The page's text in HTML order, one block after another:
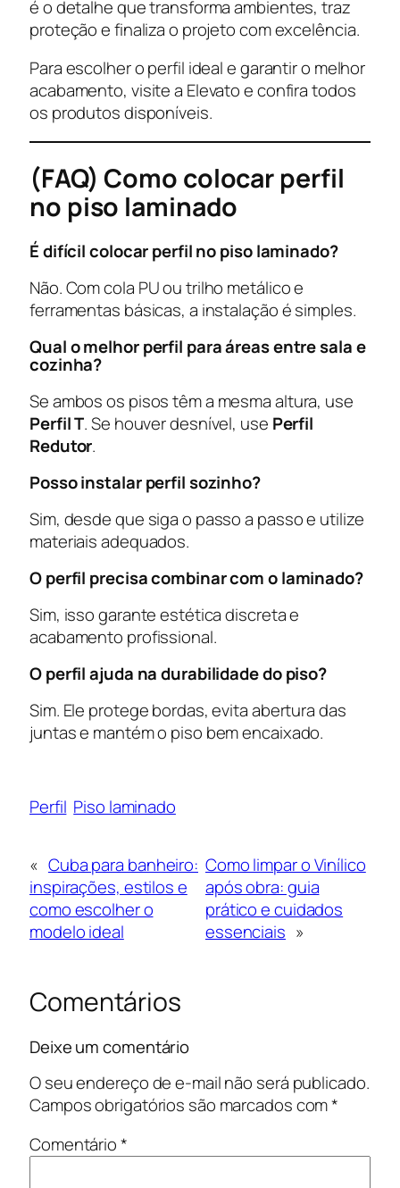
é o detalhe que transforma ambientes, traz
proteção e finaliza o projeto com excelência.
Para escolher o perfil ideal e garantir o melhor
acabamento, visite a Elevato e confira todos
os produtos disponíveis.
(FAQ) Como colocar perfil
no piso laminado
É difícil colocar perfil no piso laminado?
Não. Com cola PU ou trilho metálico e
ferramentas básicas, a instalação é simples.
Qual o melhor perfil para áreas entre sala e
cozinha?
Se ambos os pisos têm a mesma altura, use
Perfil T. Se houver desnível, use Perfil
Redutor.
Posso instalar perfil sozinho?
Sim, desde que siga o passo a passo e utilize
materiais adequados.
O perfil precisa combinar com o laminado?
Sim, isso garante estética discreta e
acabamento profissional.
O perfil ajuda na durabilidade do piso?
Sim. Ele protege bordas, evita abertura das
juntas e mantém o piso bem encaixado.
Perfil Piso laminado
« Cuba para banheiro:
inspirações, estilos e
como escolher o
modelo ideal
Como limpar o Vinílico
após obra: guia
prático e cuidados
essenciais »
Comentários
Deixe um comentário
O seu endereço de e-mail não será publicado.
Campos obrigatórios são marcados com*
Comentário*